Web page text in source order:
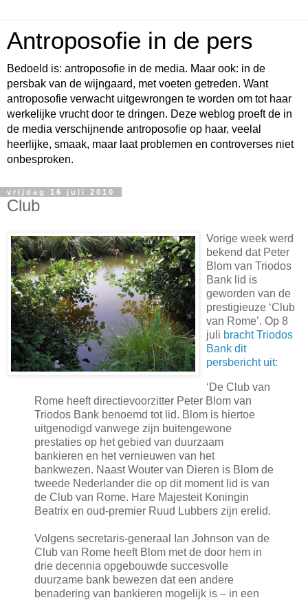
Antroposofie in de pers
Bedoeld is: antroposofie in de media. Maar ook: in de
persbak van de wijngaard, met voeten getreden. Want
antroposofie verwacht uitgewrongen te worden om tot haar
werkelijke vrucht door te dringen. Deze weblog proeft de in
de media verschijnende antroposofie op haar, veelal
heerlijke, smaak, maar laat problemen en controverses niet
onbesproken.
vrijdag 16 juli 2010
Club
Vorige week werd
bekend dat Peter
Blom van Triodos
Bank lid is
geworden van de
prestigieuze ‘Club
van Rome’. Op 8
juli bracht Triodos
Bank dit
persbericht uit:
‘De Club van
Rome heeft directievoorzitter Peter Blom van
Triodos Bank benoemd tot lid. Blom is hiertoe
uitgenodigd vanwege zijn buitengewone
prestaties op het gebied van duurzaam
bankieren en het vernieuwen van het
bankwezen. Naast Wouter van Dieren is Blom de
tweede Nederlander die op dit moment lid is van
de Club van Rome. Hare Majesteit Koningin
Beatrix en oud-premier Ruud Lubbers zijn erelid.
Volgens secretaris-generaal Ian Johnson van de
Club van Rome heeft Blom met de door hem in
drie decennia opgebouwde succesvolle
duurzame bank bewezen dat een andere
benadering van bankieren mogelijk is – in een